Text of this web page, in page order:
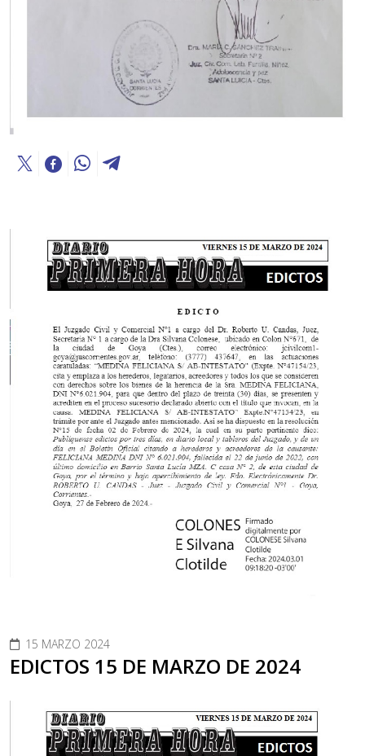
15 MARZO 2024
EDICTOS 15 DE MARZO DE 2024